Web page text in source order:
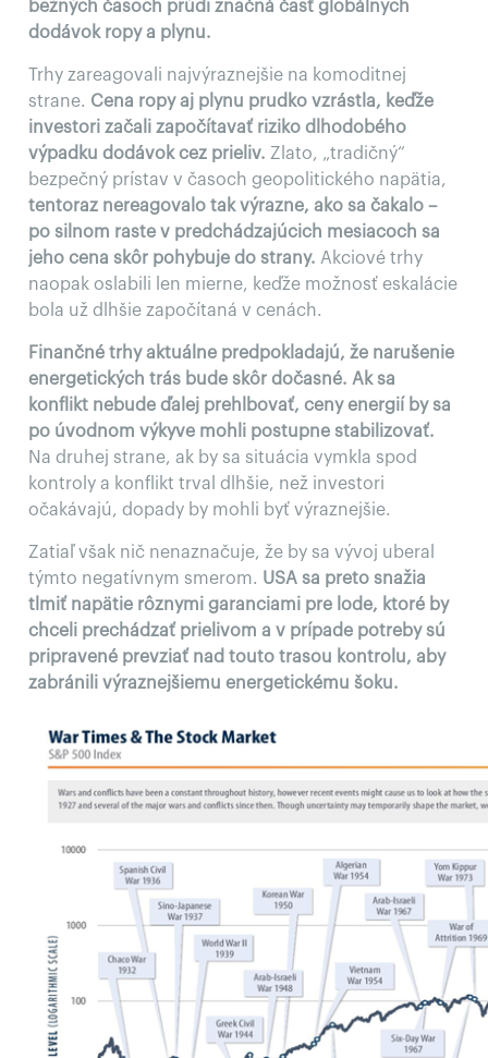
bežných časoch prúdi značná časť globálnych
dodávok ropy a plynu.
Trhy zareagovali najvýraznejšie na komoditnej
strane. Cena ropy aj plynu prudko vzrástla, keďže
investori začali započítavať riziko dlhodobého
výpadku dodávok cez prieliv. Zlato, „tradičný“
bezpečný prístav v časoch geopolitického napätia,
tentoraz nereagovalo tak výrazne, ako sa čakalo –
po silnom raste v predchádzajúcich mesiacoch sa
jeho cena skôr pohybuje do strany. Akciové trhy
naopak oslabili len mierne, keďže možnosť eskalácie
bola už dlhšie započítaná v cenách.
Finančné trhy aktuálne predpokladajú, že narušenie
energetických trás bude skôr dočasné. Ak sa
konflikt nebude ďalej prehlbovať, ceny energií by sa
po úvodnom výkyve mohli postupne stabilizovať.
Na druhej strane, ak by sa situácia vymkla spod
kontroly a konflikt trval dlhšie, než investori
očakávajú, dopady by mohli byť výraznejšie.
Zatiaľ však nič nenaznačuje, že by sa vývoj uberal
týmto negatívnym smerom. USA sa preto snažia
tlmiť napätie rôznymi garanciami pre lode, ktoré by
chceli prechádzať prielivom a v prípade potreby sú
pripravené prevziať nad touto trasou kontrolu, aby
zabránili výraznejšiemu energetickému šoku.